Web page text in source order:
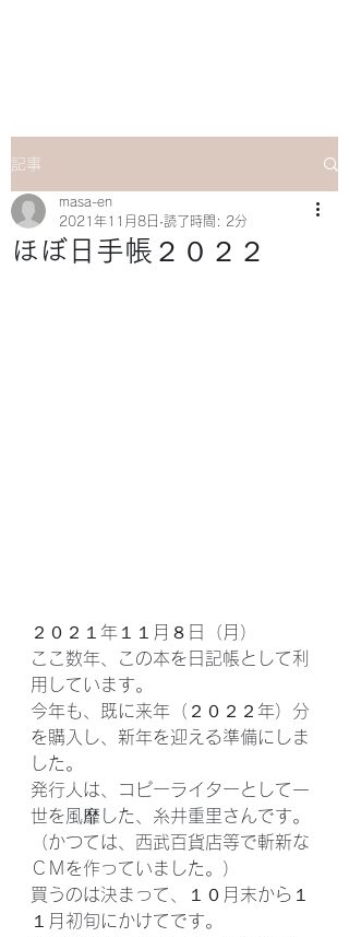
記事
ほぼ日手帳２０２２
masa-en
2021年11月8日 読了時間: 2分
２０２１年１１月８日（月）
ここ数年、この本を日記帳として利
用しています。
今年も、既に来年（２０２２年）分
を購入し、新年を迎える準備にしま
した。
発行人は、コピーライターとして一
世を風靡した、糸井重里さんです。
（かつては、西武百貨店等で斬新な
ＣＭを作っていました。）
買うのは決まって、１０月末から１
１月初旬にかけてです。